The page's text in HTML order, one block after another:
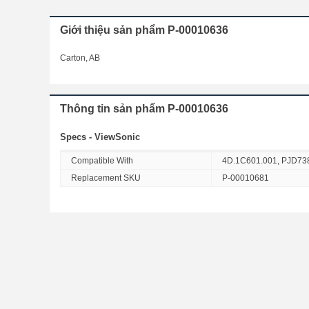
Giới thiệu sản phẩm P-00010636
Carton, AB
Thông tin sản phẩm P-00010636
Specs - ViewSonic
Compatible With
4D.1C601.001,
Replacement SKU
P-00010681